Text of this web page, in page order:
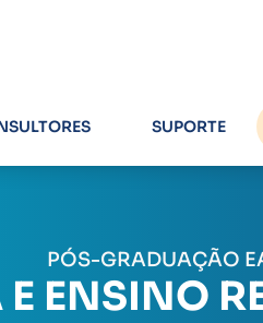
SUPORTE
PÓS-GRADUAÇÃO
E ENSINO